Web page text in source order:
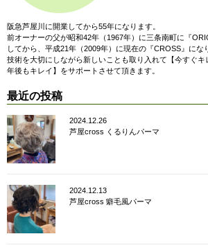
阪急芦屋川に開業してから55年になります。
前オーナーの父が昭和42年（1967年）に三条南町に『
してから、平成21年（2009年）に現在の『CROSS』にな
技術を大切にしながら新しいことも取り入れて【今すぐ
年後もキレイ】をサポートさせて頂きます。
最近の投稿
2024.12.26
芦屋cross くるりんパーマ
2024.12.13
芦屋cross 癖毛風パーマ